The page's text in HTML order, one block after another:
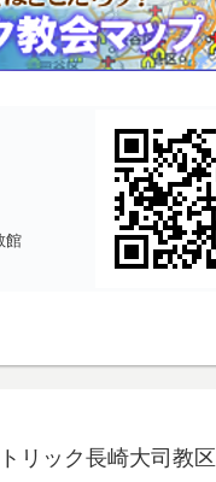
館
リック長崎大司教区